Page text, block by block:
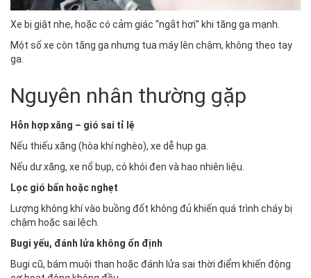
Xe bị giật nhẹ, hoặc có cảm giác “ngắt hơi” khi tăng ga mạnh.
Một số xe còn tăng ga nhưng tua máy lên chậm, không theo tay
ga.
Nguyên nhân thường gặp
Hỗn hợp xăng – gió sai tỉ lệ
Nếu thiếu xăng (hòa khí nghèo), xe dễ hụp ga.
Nếu dư xăng, xe nổ bụp, có khói đen và hao nhiên liệu.
Lọc gió bẩn hoặc nghẹt
Lượng không khí vào buồng đốt không đủ khiến quá trình cháy bị
chậm hoặc sai lệch.
Bugi yếu, đánh lửa không ổn định
Bugi cũ, bám muội than hoặc đánh lửa sai thời điểm khiến động